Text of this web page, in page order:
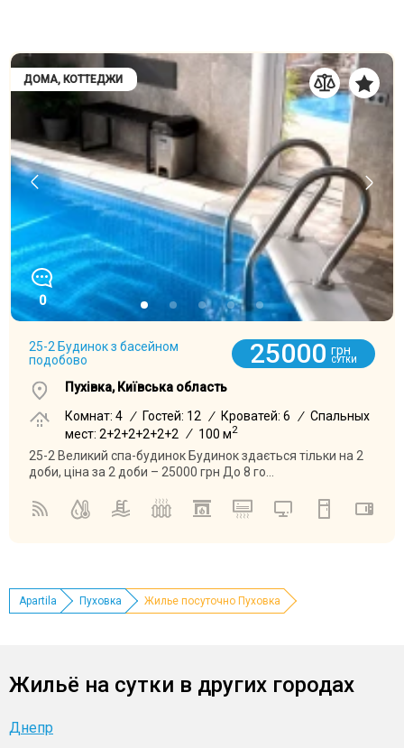
ДОМА, КОТТЕДЖИ
0
25-2 Будинок з басейном
подобово
25000 грн
СУТКИ
Пухівка, Київська область
Комнат: 4 / Гостей: 12 / Кроватей: 6 / Спальных
мест: 2+2+2+2+2+2 / 100 м2
25-2 Великий спа-будинок Будинок здається тільки на 2
доби, ціна за 2 доби – 25000 грн До 8 го...
Apartila Пуховка Жилье посуточно Пуховка
Жильё на сутки в других городах
Днепр